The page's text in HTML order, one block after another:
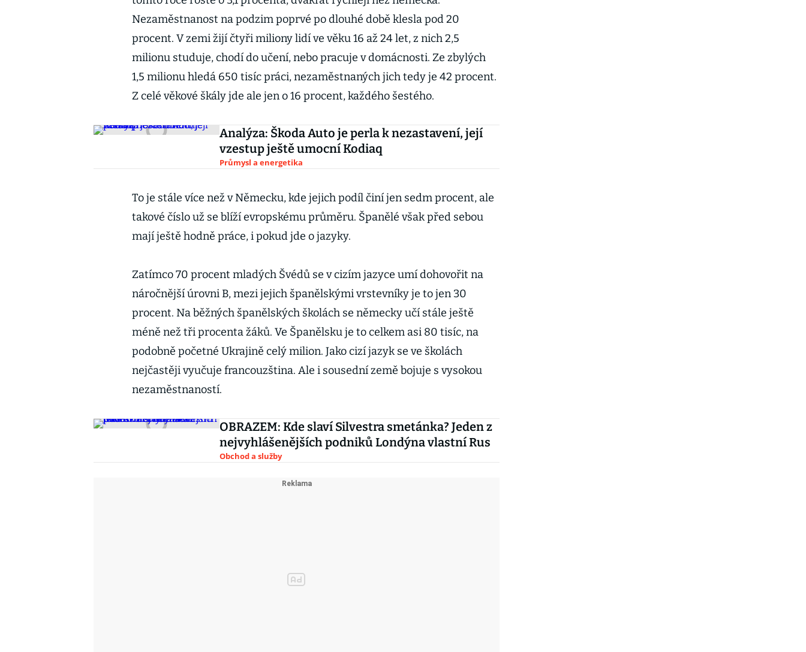
Nezaměstnanost na podzim poprvé po dlouhé době klesla pod 20
procent. V zemi žijí čtyři miliony lidí ve věku 16 až 24 let, z nich 2,5
milionu studuje, chodí do učení, nebo pracuje v domácnosti. Ze zbylých
1,5 milionu hledá 650 tisíc práci, nezaměstnaných jich tedy je 42 procent.
Z celé věkové škály jde ale jen o 16 procent, každého šestého.
Analýza: Škoda Auto je perla k nezastavení, její
vzestup ještě umocní Kodiaq
Průmysl a energetika
To je stále více než v Německu, kde jejich podíl činí jen sedm procent, ale
takové číslo už se blíží evropskému průměru. Španělé však před sebou
mají ještě hodně práce, i pokud jde o jazyky.
Zatímco 70 procent mladých Švédů se v cizím jazyce umí dohovořit na
náročnější úrovni B, mezi jejich španělskými vrstevníky je to jen 30
procent. Na běžných španělských školách se německy učí stále ještě
méně než tři procenta žáků. Ve Španělsku je to celkem asi 80 tisíc, na
podobně početné Ukrajině celý milion. Jako cizí jazyk se ve školách
nejčastěji vyučuje francouzština. Ale i sousední země bojuje s vysokou
nezaměstnaností.
OBRAZEM: Kde slaví Silvestra smetánka? Jeden z
nejvyhlášenějších podniků Londýna vlastní Rus
Obchod a služby